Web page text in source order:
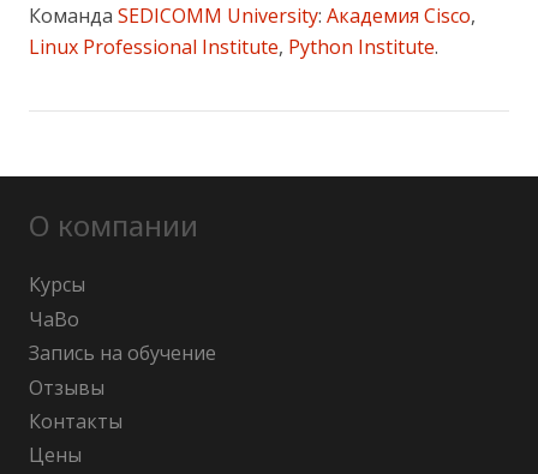
Команда SEDICOMM University: Академия Cisco,
Linux Professional Institute, Python Institute.
О компании
Курсы
ЧаВо
Запись на обучение
Отзывы
Контакты
Цены